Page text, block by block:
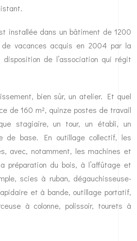
installée dans un bâtiment de 1200
de vacances acquis en 2004 par la
de l’association qui régit
bien sûr, un atelier. Et quel
de 160 m², quinze postes de travail
stagiaire, un tour, un établi, un
de base. En outillage collectif, les
avec, notamment, les machines et
préparation du bois, à l’affûtage et
scies à ruban, dégauchisseuse-
et à bande, outillage portatif,
à colonne, polissoir, tourets à